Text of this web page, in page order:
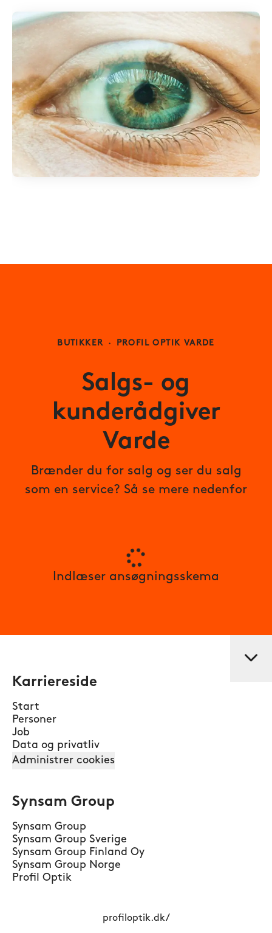
BUTIKKER · PROFIL OPTIK VARDE
Salgs- og
kunderådgiver
Varde
Brænder du for salg og ser du salg
som en service? Så se mere nedenfor
Indlæser ansøgningsskema
Karriereside
Start
Personer
Job
Data og privatliv
Administrer cookies
Synsam Group
Synsam Group
Synsam Group Sverige
Synsam Group Finland Oy
Synsam Group Norge
Profil Optik
profiloptik.dk/